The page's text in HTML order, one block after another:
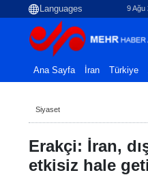
9 Ağu
Ana Sayfa İran Türkiye
Siyaset
Erakçi: İran,
etkisiz hale